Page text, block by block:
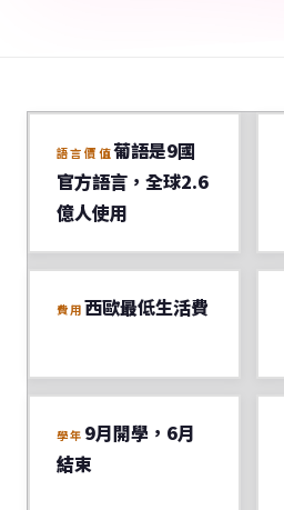
語言價值葡語是9國
官方語言，全球2.6
億人使用
費用 西歐最低生活費
學年 9月開學，6月
結束